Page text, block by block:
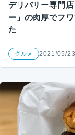
デリバリー専門
ー」の肉厚でフ
た
グルメ 2021/05/23